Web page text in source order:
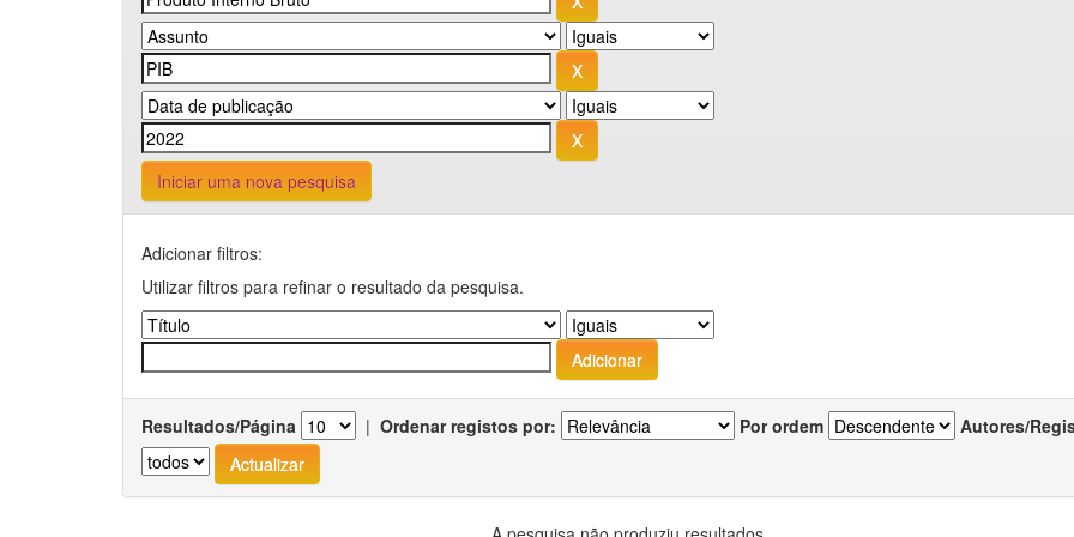
Iniciar uma nova pesquisa
Adicionar filtros:
Utilizar filtros para refinar o resultado da pesquisa.
Resultados/Página | Ordenar registos por: Por ordem Autores/